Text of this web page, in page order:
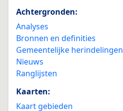
Achtergronden:
Analyses
Bronnen en definities
Gemeentelijke herindelingen
Nieuws
Ranglijsten
Kaarten:
Kaart gebieden